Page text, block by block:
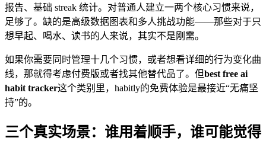
报告、基础 streak 统计。对普通人建立一两个核心习惯来说，
足够了。缺的是高级数据图表和多人挑战功能——那些对于只
想早起、喝水、读书的人来说，其实不是刚需。
如果你需要同时管理十几个习惯，或者想看详细的行为变化曲
线，那就得考虑付费版或者找其他替代品了。但best free ai
habit tracker这个类别里，habitly的免费体验是最接近“无痛坚
持”的。
三个真实场景：谁用着顺手，谁可能觉得